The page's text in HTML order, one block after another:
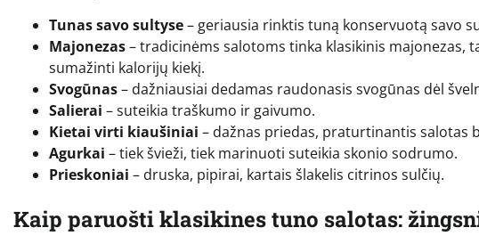
Tunas savo sultyse– geriausia rinktis tuną konservuotą savo
Majonezas– tradicinėms salotoms tinka klasikinis majonezas,
sumažinti kalorijų kiekį.
Svogūnas– dažniausiai dedamas raudonasis svogūnas dėl
Salierai – suteikia traškumo ir gaivumo.
Kietai virti kiaušiniai – dažnas priedas, praturtinantis salotas
Agurkai – tiek švieži, tiek marinuoti suteikia skonio sodrumo.
Prieskoniai – druska, pipirai, kartais šlakelis citrinos sulčių.
Kaip paruošti klasikines tuno salotas: